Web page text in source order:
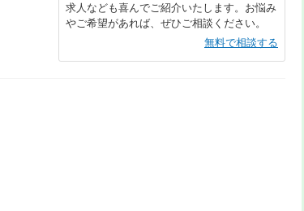
求人なども喜んでご紹介いたします。お悩み
やご希望があれば、ぜひご相談ください。
無料で相談する